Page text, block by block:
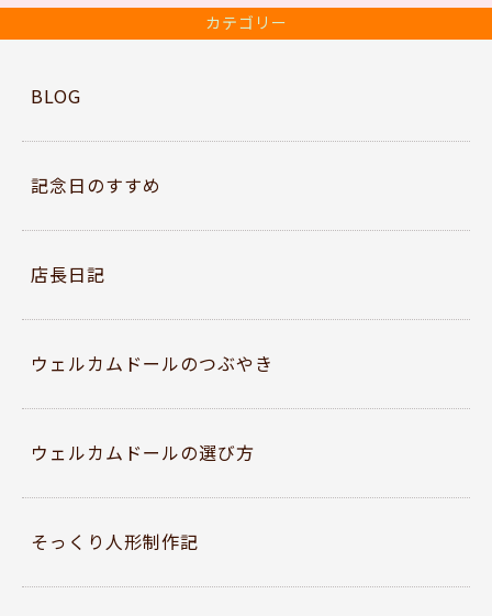
e
o
o
k
er カテゴリー
BLOG
記念日のすすめ
店長日記
ウェルカムドールのつぶやき
ウェルカムドールの選び方
そっくり人形制作記